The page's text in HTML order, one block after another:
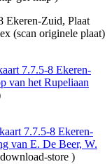
Ekeren-Zuid, Plaat
(scan originele plaat)
7.7.5-8 Ekeren-
van het Rupeliaan
7.7.5-8 Ekeren-
van E. De Beer, W.
store )